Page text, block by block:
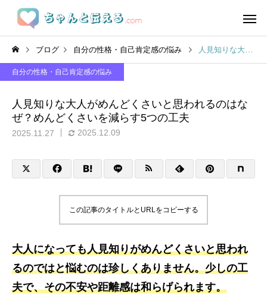
ブログ 自分の性格・自己肯定感の悩み 人見知りな大人がめんどくさいと思われるのはなぜ？めんどくさいを減らす5つの工夫
自分の性格・自己肯定感の悩み
人見知りな大人がめんどくさいと思われるのはな
ぜ？めんどくさいを減らす5つの工夫
2025.11.27 2025.12.09
この記事のタイトルとURLをコピーする
大人になっても人見知りがめんどくさいと思われ
るのではと悩むのは珍しくありません。少しの工
夫で、その不安や距離感は和らげられます。